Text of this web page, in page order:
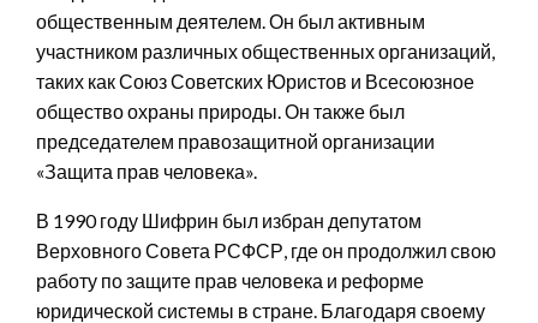
общественным деятелем. Он был активным
участником различных общественных организаций,
таких как Союз Советских Юристов и Всесоюзное
общество охраны природы. Он также был
председателем правозащитной организации
«Защита прав человека».
В 1990 году Шифрин был избран депутатом
Верховного Совета РСФСР, где он продолжил свою
работу по защите прав человека и реформе
юридической системы в стране. Благодаря своему